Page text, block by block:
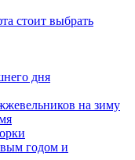
стоит выбрать
дня
на зиму
годом и